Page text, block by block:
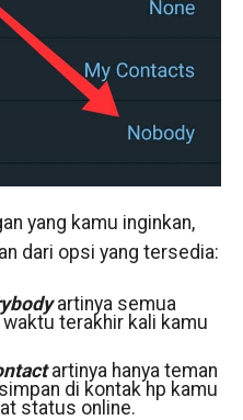
yang kamu inginkan,
dari opsi yang tersedia:
artinya semua
terakhir kali kamu
artinya hanya teman
di kontak hp kamu
status online.